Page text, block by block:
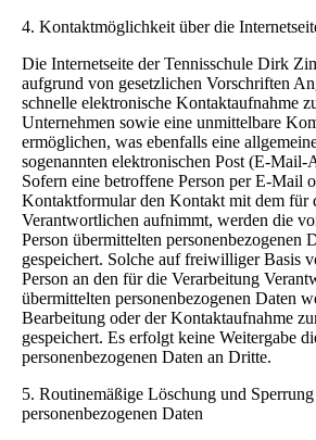
4. Kontaktmöglichkeit über die
Die Internetseite der Tennisschule Dirk
aufgrund von gesetzlichen Vorschriften
schnelle elektronische Kontaktaufnahme
Unternehmen sowie eine unmittelbare
ermöglichen, was ebenfalls eine
sogenannten elektronischen Post (E-Mail-
Sofern eine betroffene Person per E-Mail
Kontaktformular den Kontakt mit dem für
Verantwortlichen aufnimmt, werden die
Person übermittelten personenbezogenen
gespeichert. Solche auf freiwilliger Basis
Person an den für die Verarbeitung
übermittelten personenbezogenen Daten
Bearbeitung oder der Kontaktaufnahme
gespeichert. Es erfolgt keine Weitergabe
personenbezogenen Daten an Dritte.
5. Routinemäßige Löschung und
personenbezogenen Daten